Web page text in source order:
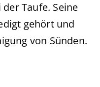
Taufe. Seine
gehört und
von Sünden.